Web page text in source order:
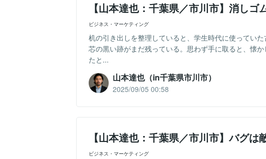
【山本達也：千葉県／市川市】消しゴ
ビジネス・マーケティング
机の引き出しを整理していると、学生時代に使ってい
芯の黒い跡がまだ残っている。思わず手に取ると、懐
たと...
山本達也（in千葉県市川市）
2025/09/05 00:58
【山本達也：千葉県／市川市】バグは
ビジネス・マーケティング